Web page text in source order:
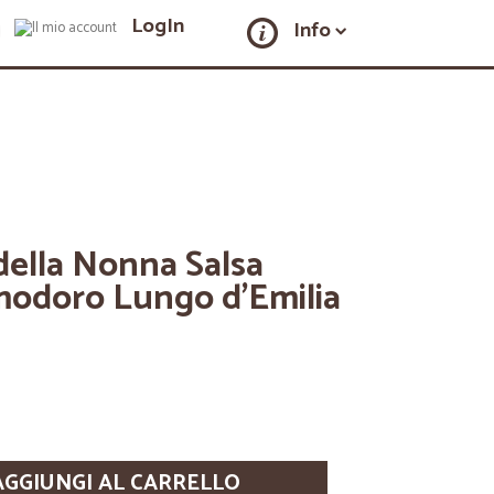
LogIn Info
Nonna Salsa
Lungo d'Emilia
AL CARRELLO